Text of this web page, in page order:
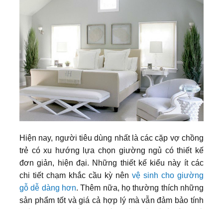
Hiện nay, người tiêu dùng nhất là các cặp vợ chồng
trẻ có xu hướng lựa chọn giường ngủ có thiết kế
đơn giản, hiện đại. Những thiết kế kiểu này ít các
chi tiết chạm khắc cầu kỳ nên vệ sinh cho giường
gỗ dễ dàng hơn. Thêm nữa, họ thường thích những
sản phẩm tốt và giá cả hợp lý mà vẫn đảm bảo tính